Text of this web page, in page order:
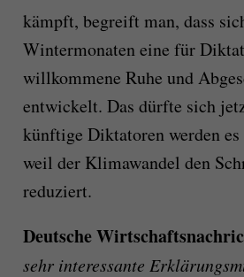
kämpft, begreift man, dass
Wintermonaten eine für
willkommene Ruhe und
entwickelt. Das dürfte sich
künftige Diktatoren werden es
weil der Klimawandel den
reduziert.
Deutsche
sehr interessante